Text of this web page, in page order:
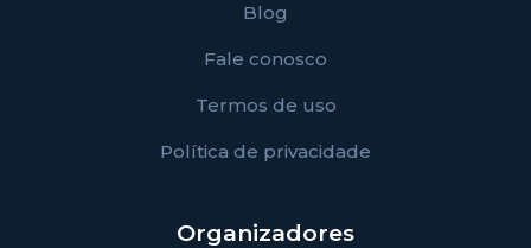
Blog
Fale conosco
Termos de uso
Política de privacidade
Organizadores